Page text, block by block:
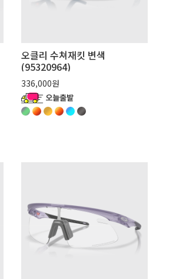
오클리 수쳐재킷 변색
(95320964)
336,000원